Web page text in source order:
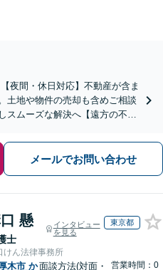
夜間・休日対応】不動産が含ま
土地や物件の売却も含めご相談
スムーズな解決へ【遠方の不動
メールでお問い合わせ
懸
士
インタビュー
を見る
東京都
けん法律事務所
木市 か面談方法(対面・
営業時間：0